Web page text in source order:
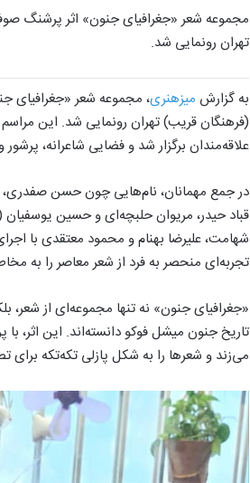
مجموعه شعر «جغرافیای جنون» اثر پرشنگ
تهران رونمایی شد.
به گزارش میزهنری
(فرهنگان قریب) تهران رونمایی شد. این
علاقه‌مندان برگزار شد و فضایی شاعرانه،
در جمع مهمانان، نام‌هایی چون حسن صفدری،
قباد حیدر، مریوان حلبچه‌ای و حسین یوسفیان
شهامت، علیرضا بهنام و محمود معتقدی با
تجربه‌ای منحصر به فرد از شعر معاصر را به
«جغرافیای جنون» نه تنها مجموعه‌ای از
تاریخ جنون میشل فوکو دانسته‌اند. این اثر، با
می‌زند و شعرها را به شکل پازلی تکه‌تکه برای